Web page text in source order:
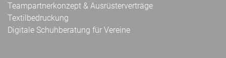
Teampartnerkonzept & Ausrüsterverträge
Textilbedruckung
Digitale Schuhberatung für Vereine